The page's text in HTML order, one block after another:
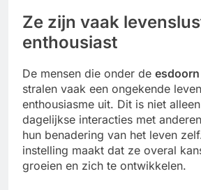
Ze zijn vaak
enthousiast
De mensen die onder de esdoorn
stralen vaak een ongekende
enthousiasme uit. Dit is niet
dagelijkse interacties met
hun benadering van het leven
instelling maakt dat ze overal
groeien en zich te ontwikkelen.